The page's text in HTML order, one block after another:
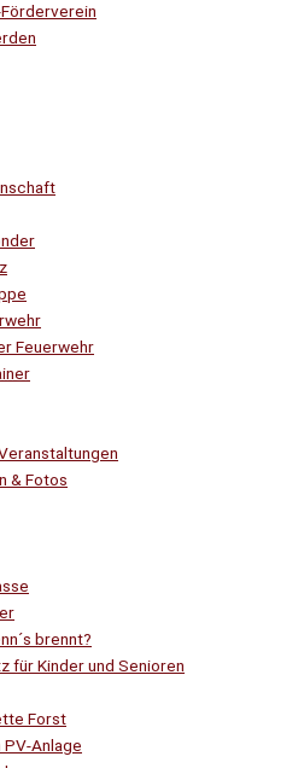
Feuerwehr
& Fotos
brennt?
für Kinder und Senioren
Forst
PV-Anlage